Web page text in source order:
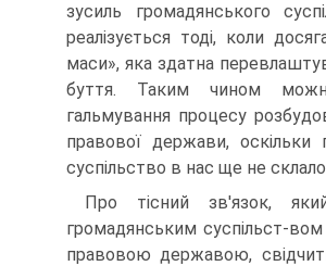
зусиль громадянського
реалізується тоді, коли
маси», яка здатна
буття. Таким чином
гальмування процесу
правової держави, оскільки
суспільство в нас ще не
Про тісний зв'язок,
громадянським суспільст-вом
правовою державою,